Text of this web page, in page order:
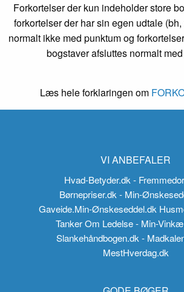
Forkortelser der kun indeholder store
forkortelser der har sin egen udtale
normalt ikke med punktum og
bogstaver afsluttes normalt
Læs hele forklaringen om
VI ANBEFALER
Hvad-Betyder.dk-
Børnepriser.dk - Min-
Gaveide.Min-Ønskeseddel.dk
Tanker Om Ledelse- Min-
Slankehåndbogen.dk -
MestHverdag.dk